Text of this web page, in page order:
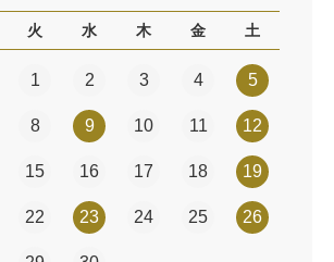
火 水 木 金 土
1 2 3 4 5
8 9 10 11 12
15 16 17 18 19
22 23 24 25 26